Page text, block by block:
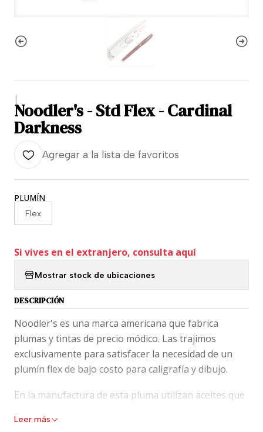
|
Noodler's - Std Flex - Cardinal
Darkness
Agregar a la lista de favoritos
PLUMÍN
Flex
Si vives en el extranjero, consulta aquí
Mostrar stock de ubicaciones
DESCRIPCIÓN
Noodler's es una marca americana que fabrica
plumas y tintas de precio módico. Las trajimos
exclusivamente para satisfacer la necesidad de un
plumín flex de bajo costo para caligrafía y dibujo.
En la manufactura de esta pluma utilizan aceites que
pluma, dando una experiencia no grata de escritura,
Leer más